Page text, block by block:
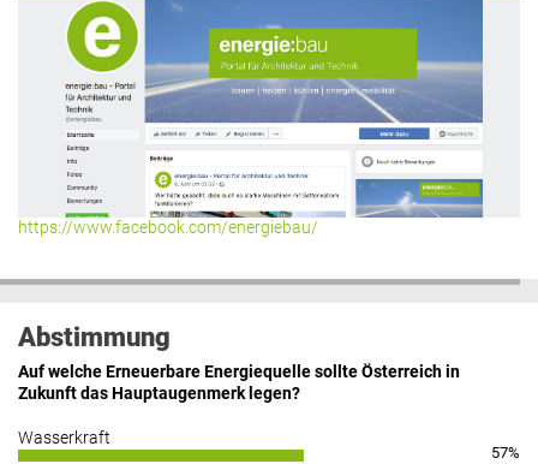
erfinden.“ lesen
Hier geht’s zu allen Kommentaren
https://www.facebook.com/energiebau/
Abstimmung
Auf welche Erneuerbare Energiequelle sollte Österreich in
Zukunft das Hauptaugenmerk legen?
Wasserkraft
57%